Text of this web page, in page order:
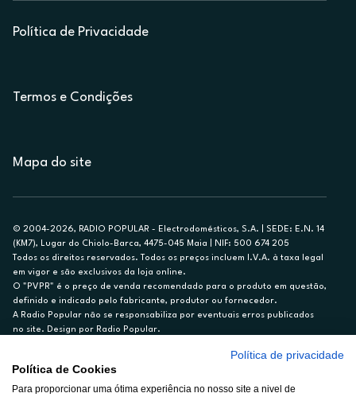
Política de Privacidade
Termos e Condições
Mapa do site
© 2004-2026, RADIO POPULAR - Electrodomésticos, S.A. | SEDE: E.N. 14
(KM7), Lugar do Chiolo-Barca, 4475-045 Maia | NIF: 500 674 205
Todos os direitos reservados. Todos os preços incluem I.V.A. à taxa legal
em vigor e são exclusivos da loja online.
O "PVPR" é o preço de venda recomendado para o produto em questão,
definido e indicado pelo fabricante, produtor ou fornecedor.
A Radio Popular não se responsabiliza por eventuais erros publicados
no site. Design por Radio Popular.
Ex. para limite de crédito de €1.500, reembolsado em 12 meses, TAN
14,79%.
Política de privacidade
Política de Cookies
Para proporcionar uma ótima experiência no nosso site a nivel de